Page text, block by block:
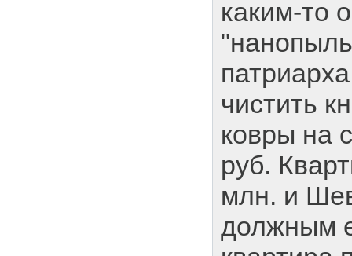
каким-то
чистить
ковры на
руб.
млн. и
должным